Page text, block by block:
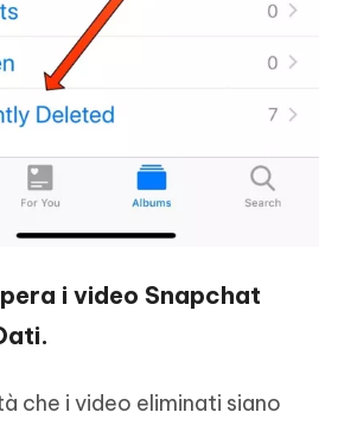
i video Snapchat
che i video eliminati siano